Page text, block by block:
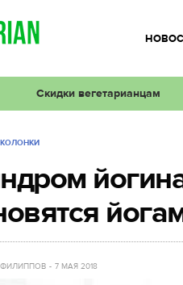
Скидки вегетарианцам
7 МАЯ 2018